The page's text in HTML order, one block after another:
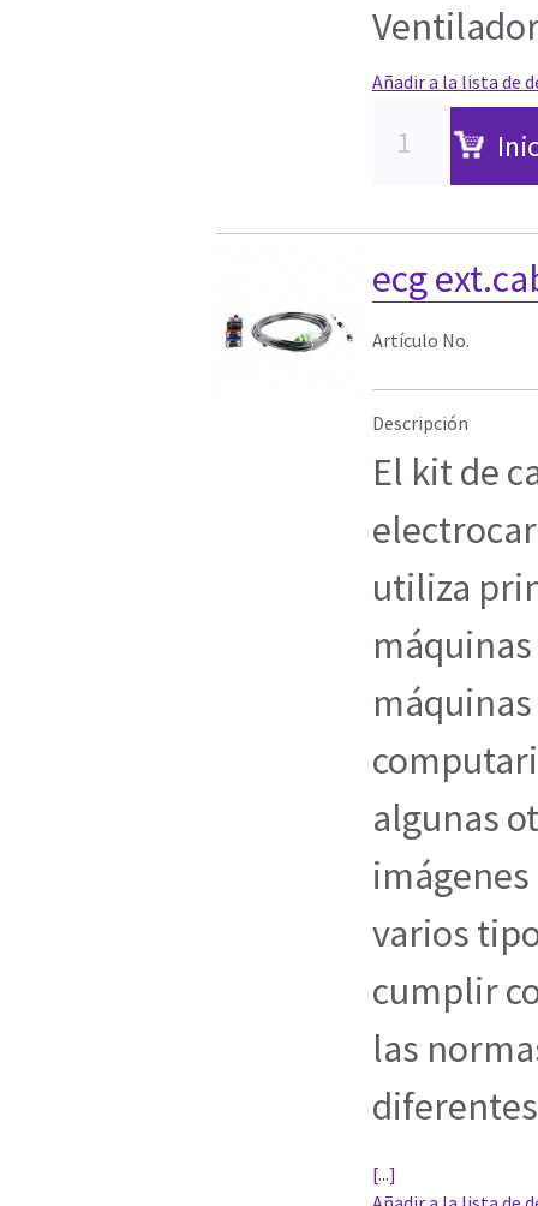
Añadir a la lista de
ecg
Artículo No.
Descripción
El kit de
utiliza
algunas
varios
cumplir
las
[...]